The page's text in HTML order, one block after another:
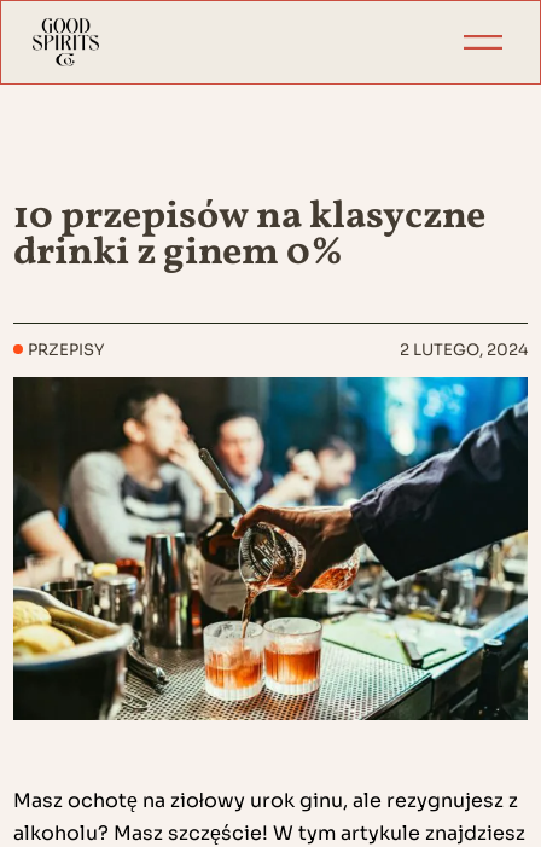
10 przepisów na klasyczne
drinki z ginem 0%
PRZEPISY 2 LUTEGO, 2024
Masz ochotę na ziołowy urok ginu, ale rezygnujesz z
alkoholu? Masz szczęście! W tym artykule znajdziesz